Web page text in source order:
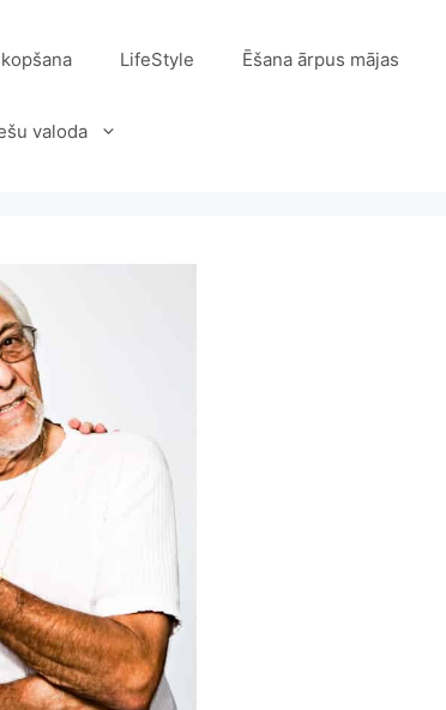
LifeStyle Ēšana ārpus mājas
valoda